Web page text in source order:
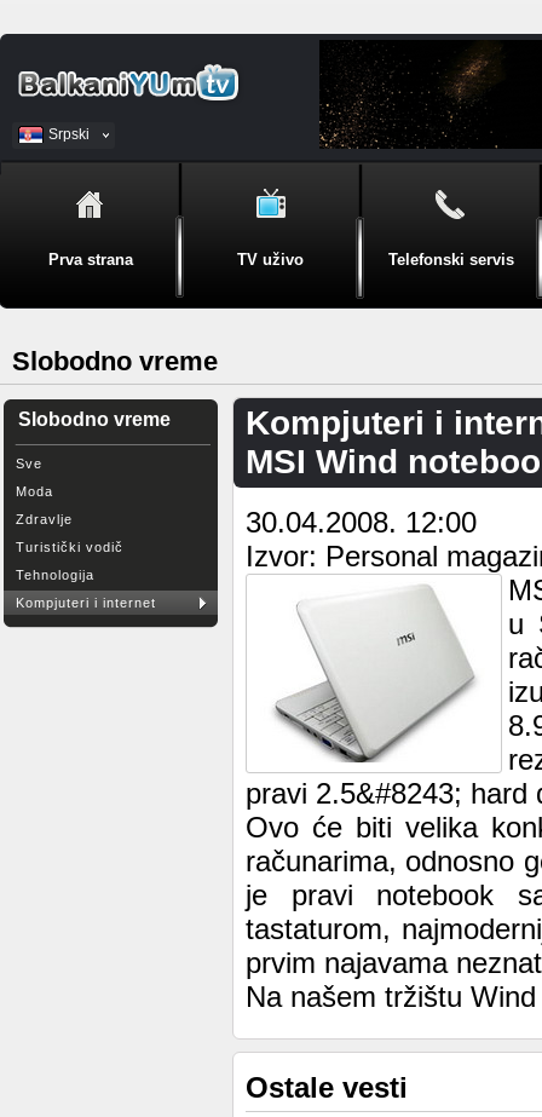
Srpski
BiH
Prva strana TV uživo Telefonski servis
Slobodno vreme
Slobodno vreme
Sve
Moda
Zdravlje
Turistički vodič
Tehnologija
Kompjuteri i internet
Kompjuteri i
MSI Wind
30.04.2008. 12:00
Izvor: Personal
u
pravi 2.5&#8243; hard
Ovo će biti velika
računarima, odnosno
je pravi notebook
tastaturom,
prvim najavama
Na našem tržištu
Ostale vesti